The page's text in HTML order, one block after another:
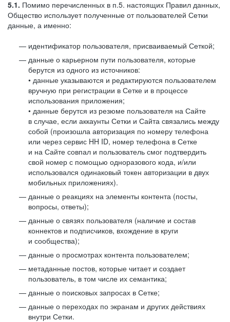
5.1. Помимо перечисленных в п.5. настоящих Правил данных,
Общество использует полученные от пользователей Сетки
данные, а именно:
идентификатор пользователя, присваиваемый Сеткой;
данные о карьерном пути пользователя, которые
берутся из одного из источников:
• данные указываются и редактируются пользователем
вручную при регистрации в Сетке и в процессе
использования приложения;
• данные берутся из резюме пользователя на Сайте
в случае, если аккаунты Сетки и Сайта связались между
собой (произошла авторизация по номеру телефона
или через сервис HH ID, номер телефона в Сетке
и на Сайте совпал и пользователь смог подтвердить
свой номер с помощью одноразового кода, и/или
использовался одинаковый токен авторизации в двух
мобильных приложениях).
данные о реакциях на элементы контента (посты,
вопросы, ответы);
данные о связях пользователя (наличие и состав
коннектов и подписчиков, вхождение в круги
и сообщества);
данные о просмотрах контента пользователем;
метаданные постов, которые читает и создает
пользователь, в том числе их семантика;
данные о поисковых запросах в Сетке;
данные о переходах по экранам и других действиях
внутри Сетки.